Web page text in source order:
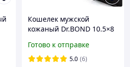
Кошелек мужской
кожаный Dr.BOND 10.5×8
монетницей
Готово к отправке
5.0 (6)